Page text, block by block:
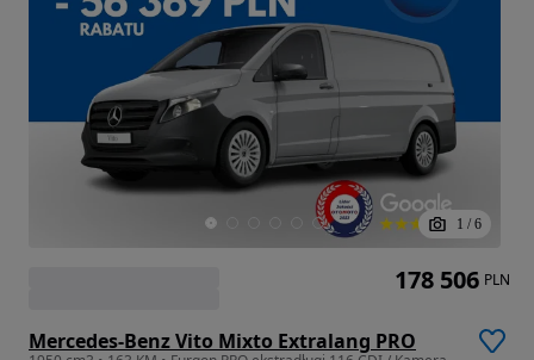
1 / 6
Mercedes-Benz Vito Mixto Extralang PRO
178 506 PLN